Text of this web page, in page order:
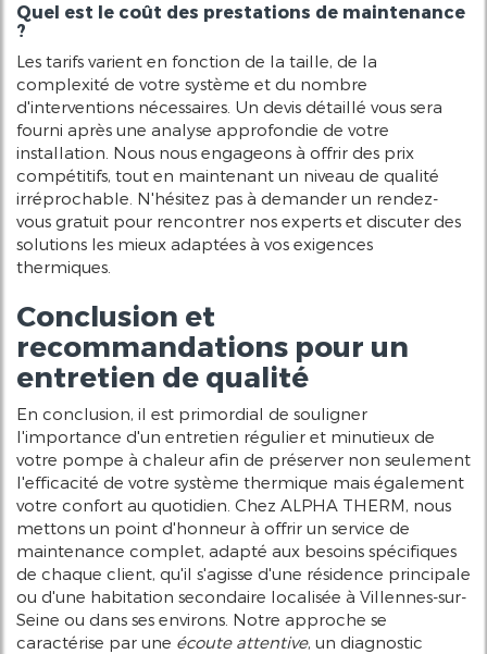
Quel est le coût des prestations de maintenance
?
Les tarifs varient en fonction de la taille, de la
complexité de votre système et du nombre
d'interventions nécessaires. Un devis détaillé vous sera
fourni après une analyse approfondie de votre
installation. Nous nous engageons à offrir des prix
compétitifs, tout en maintenant un niveau de qualité
irréprochable. N'hésitez pas à demander un rendez-
vous gratuit pour rencontrer nos experts et discuter des
solutions les mieux adaptées à vos exigences
thermiques.
Conclusion et
recommandations pour un
entretien de qualité
En conclusion, il est primordial de souligner
l'importance d'un entretien régulier et minutieux de
votre pompe à chaleur afin de préserver non seulement
l'efficacité de votre système thermique mais également
votre confort au quotidien. Chez ALPHA THERM, nous
mettons un point d'honneur à offrir un service de
maintenance complet, adapté aux besoins spécifiques
de chaque client, qu'il s'agisse d'une résidence principale
ou d'une habitation secondaire localisée à Villennes-sur-
Seine ou dans ses environs. Notre approche se
caractérise par une écoute attentive, un diagnostic